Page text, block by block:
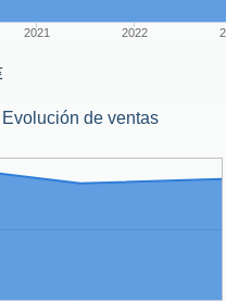
2021 2022
Evolución de ventas